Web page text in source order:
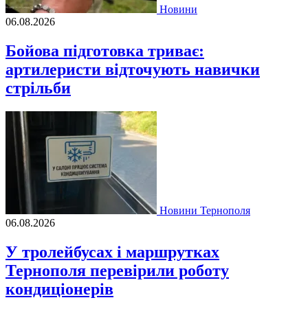
Новини
06.08.2026
Бойова підготовка триває:
артилеристи відточують навички
стрільби
Новини Тернополя
06.08.2026
У тролейбусах і маршрутках
Тернополя перевірили роботу
кондиціонерів